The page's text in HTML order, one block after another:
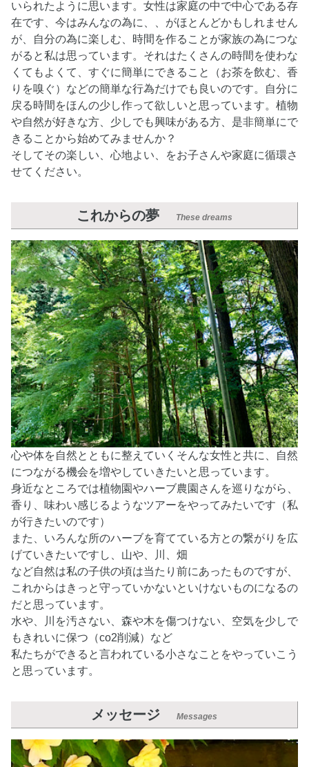
いられたように思います。女性は家庭の中で中心である存
在です、今はみんなの為に、、がほとんどかもしれません
が、自分の為に楽しむ、時間を作ることが家族の為につな
がると私は思っています。それはたくさんの時間を使わな
くてもよくて、すぐに簡単にできること（お茶を飲む、香
りを嗅ぐ）などの簡単な行為だけでも良いのです。自分に
戻る時間をほんの少し作って欲しいと思っています。植物
や自然が好きな方、少しでも興味がある方、是非簡単にで
きることから始めてみませんか？
そしてその楽しい、心地よい、をお子さんや家庭に循環さ
せてください。
これからの夢 These dreams
心や体を自然とともに整えていくそんな女性と共に、自然
につながる機会を増やしていきたいと思っています。
身近なところでは植物園やハーブ農園さんを巡りながら、
香り、味わい感じるようなツアーをやってみたいです（私
が行きたいのです）
また、いろんな所のハーブを育てている方との繋がりを広
げていきたいですし、山や、川、畑
など自然は私の子供の頃は当たり前にあったものですが、
これからはきっと守っていかないといけないものになるの
だと思っています。
水や、川を汚さない、森や木を傷つけない、空気を少しで
もきれいに保つ（co2削減）など
私たちができると言われている小さなことをやっていこう
と思っています。
メッセージ Messages